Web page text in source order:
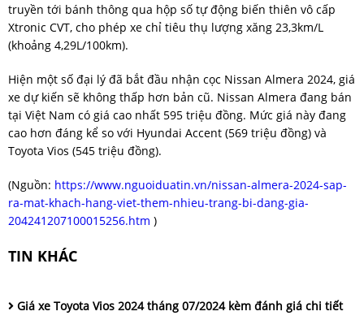
truyền tới bánh thông qua hộp số tự động biến thiên vô cấp
Xtronic CVT, cho phép xe chỉ tiêu thụ lượng xăng 23,3km/L
(khoảng 4,29L/100km).
Hiện một số đại lý đã bắt đầu nhận cọc Nissan Almera 2024, giá
xe dự kiến sẽ không thấp hơn bản cũ. Nissan Almera đang bán
tại Việt Nam có giá cao nhất 595 triệu đồng. Mức giá này đang
cao hơn đáng kể so với Hyundai Accent (569 triệu đồng) và
Toyota Vios (545 triệu đồng).
(Nguồn: https://www.nguoiduatin.vn/nissan-almera-2024-sap-
ra-mat-khach-hang-viet-them-nhieu-trang-bi-dang-gia-
204241207100015256.htm )
TIN KHÁC
Giá xe Toyota Vios 2024 tháng 07/2024 kèm đánh giá chi tiết